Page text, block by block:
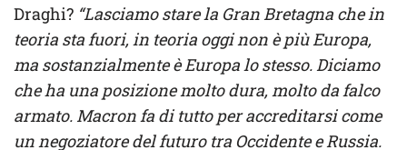
Draghi? “Lasciamo stare la Gran Bretagna che in
teoria sta fuori, in teoria oggi non è più Europa,
ma sostanzialmente è Europa lo stesso. Diciamo
che ha una posizione molto dura, molto da falco
armato. Macron fa di tutto per accreditarsi come
un negoziatore del futuro tra Occidente e Russia.